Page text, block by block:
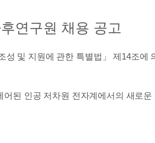
연구원 채용 공고
성 및 지원에 관한 특별법」 제14조에
된 인공 저차원 전자계에서의 새로운